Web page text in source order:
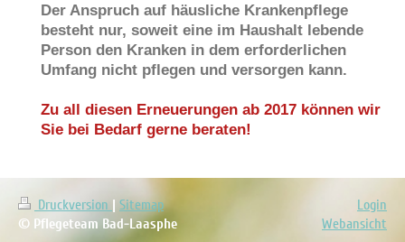
Der Anspruch auf häusliche Krankenpflege
besteht nur, soweit eine im Haushalt lebende
Person den Kranken in dem erforderlichen
Umfang nicht pflegen und versorgen kann.
Zu all diesen Erneuerungen ab 2017 können wir
Sie bei Bedarf gerne beraten!
Druckversion | Sitemap
© Pflegeteam Bad-Laasphe
Login
Webansicht